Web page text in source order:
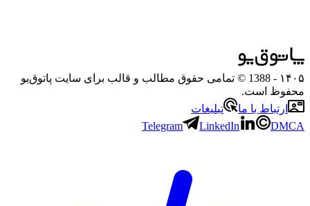
۱۴۰۵
- 1388 © تمامی حقوق مطالب و قالب برای سایت پاتوق‌یو
محفوظ است.
ارتباط با ما
تبلیغات
Telegram
LinkedIn DMCA